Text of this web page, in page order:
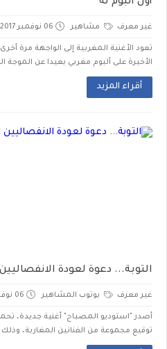
غير معرف مشاهير 06 نوفمبر 2017
تعود الأغنية المغربية إلى الواجهة مرة
الأخيرة على ألبوم مغربي بعيدا عن الموجة
أقراء المزيد
التوبة... دعوة لعودة
غير معرف يوتوب المشاهير 06 نوفمبر 2017
أصدر "استوديو المصباح" أغنية جديدة،
توقيع مجموعة من الفنانين المغاربة،